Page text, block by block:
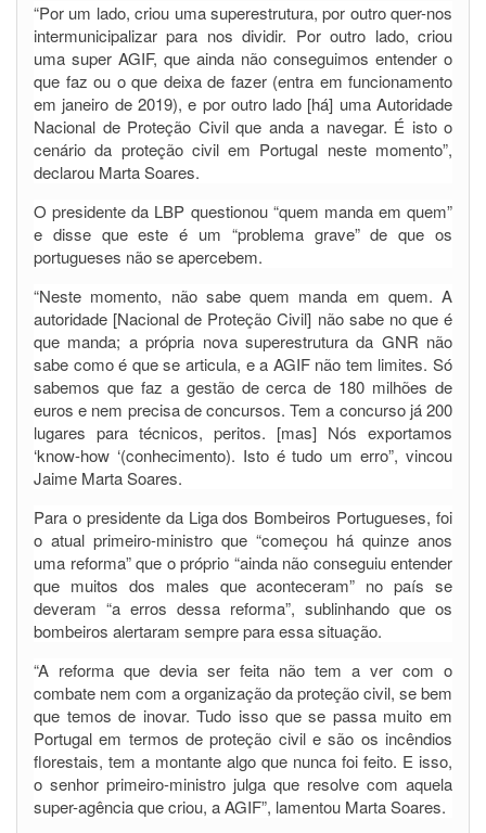
“Por um lado, criou uma superestrutura, por outro quer-nos
intermunicipalizar para nos dividir. Por outro lado, criou
uma super AGIF, que ainda não conseguimos entender o
que faz ou o que deixa de fazer (entra em funcionamento
em janeiro de 2019), e por outro lado [há] uma Autoridade
Nacional de Proteção Civil que anda a navegar. É isto o
cenário da proteção civil em Portugal neste momento”,
declarou Marta Soares.
O presidente da LBP questionou “quem manda em quem”
e disse que este é um “problema grave” de que os
portugueses não se apercebem.
“Neste momento, não sabe quem manda em quem. A
autoridade [Nacional de Proteção Civil] não sabe no que é
que manda; a própria nova superestrutura da GNR não
sabe como é que se articula, e a AGIF não tem limites. Só
sabemos que faz a gestão de cerca de 180 milhões de
euros e nem precisa de concursos. Tem a concurso já 200
lugares para técnicos, peritos. [mas] Nós exportamos
‘know-how ‘(conhecimento). Isto é tudo um erro”, vincou
Jaime Marta Soares.
Para o presidente da Liga dos Bombeiros Portugueses, foi
o atual primeiro-ministro que “começou há quinze anos
uma reforma” que o próprio “ainda não conseguiu entender
que muitos dos males que aconteceram” no país se
deveram “a erros dessa reforma”, sublinhando que os
bombeiros alertaram sempre para essa situação.
“A reforma que devia ser feita não tem a ver com o
combate nem com a organização da proteção civil, se bem
que temos de inovar. Tudo isso que se passa muito em
Portugal em termos de proteção civil e são os incêndios
florestais, tem a montante algo que nunca foi feito. E isso,
o senhor primeiro-ministro julga que resolve com aquela
super-agência que criou, a AGIF”, lamentou Marta Soares.